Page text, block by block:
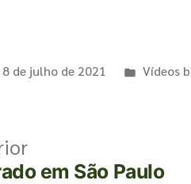
8 de julho de 2021 Vídeos
em São Paulo